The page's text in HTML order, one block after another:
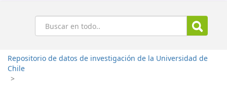
Buscar
Repositorio de datos de investigación de la Universidad de
Chile
>